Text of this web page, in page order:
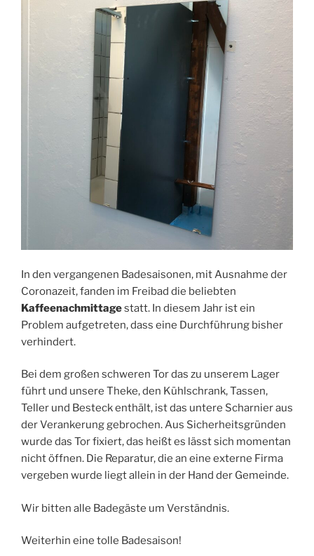
In den vergangenen Badesaisonen, mit Ausnahme der
Coronazeit, fanden im Freibad die beliebten
Kaffeenachmittagestatt. In diesem Jahr ist ein
Problem aufgetreten, dass eine Durchführung bisher
verhindert.
Bei dem großen schweren Tor das zu unserem Lager
führt und unsere Theke, den Kühlschrank, Tassen,
Teller und Besteck enthält, ist das untere Scharnier aus
der Verankerung gebrochen. Aus Sicherheitsgründen
wurde das Tor fixiert, das heißt es lässt sich momentan
nicht öffnen. Die Reparatur, die an eine externe Firma
vergeben wurde liegt allein in der Hand der Gemeinde.
Wir bitten alle Badegäste um Verständnis.
Weiterhin eine tolle Badesaison!